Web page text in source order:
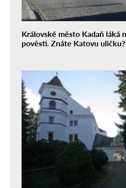
Královské město Kadaň láká
pověsti. Znáte Katovu uličku?